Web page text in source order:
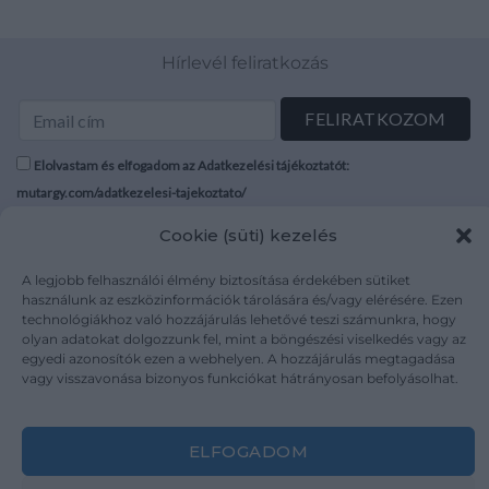
Cookie (süti) kezelés
A legjobb felhasználói élmény biztosítása érdekében sütiket
használunk az eszközinformációk tárolására és/vagy elérésére. Ezen
technológiákhoz való hozzájárulás lehetővé teszi számunkra, hogy
olyan adatokat dolgozzunk fel, mint a böngészési viselkedés vagy az
egyedi azonosítók ezen a webhelyen. A hozzájárulás megtagadása
vagy visszavonása bizonyos funkciókat hátrányosan befolyásolhat.
ELFOGADOM
Hírlevél feliratkozás
Elolvastam és elfogadom az Adatkezelési tájékoztatót:
mutargy.com/adatkezelesi-tajekoztato/
Médiaajánlat
Karrier
Kapcsolat
Áraink
ÁSZF
Adatvédelem
Impresszum